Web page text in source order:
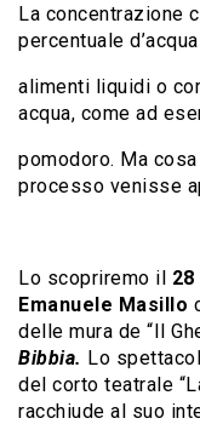
La concentrazione
percentuale
alimenti liquidi o
acqua, come ad
pomodoro. Ma
processo venisse
Lo scopriremo il
Emanuele Masillo
delle mura de “Il
Bibbia. Lo
del corto teatrale
racchiude al suo